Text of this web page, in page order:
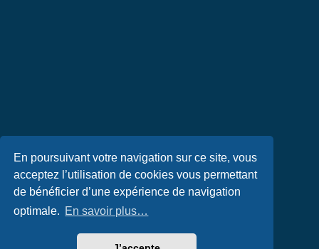
En poursuivant votre navigation sur ce site, vous
acceptez l’utilisation de cookies vous permettant
de bénéficier d’une expérience de navigation
optimale. En savoir plus…